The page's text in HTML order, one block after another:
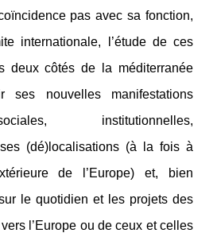
pas avec sa fonction,
internationale, l’étude de ces
deux côtés de la méditerranée
ses nouvelles manifestations
institutionnelles,
(dé)localisations (à la fois à
de l’Europe) et, bien
le quotidien et les projets des
vers l’Europe ou de ceux et celles